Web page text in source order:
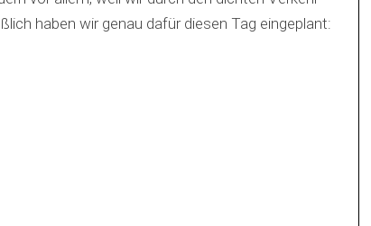
haben wir genau dafür diesen Tag eingeplant: